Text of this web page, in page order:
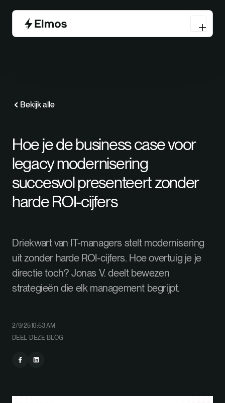
Bekijk alle
Hoe je de business case voor
legacy modernisering
succesvol presenteert zonder
harde ROI-cijfers
Driekwart van IT-managers stelt modernisering
uit zonder harde ROI-cijfers. Hoe overtuig je je
directie toch? Jonas V. deelt bewezen
strategieën die elk management begrijpt.
2/9/2510:53 AM
DEEL DEZE BLOG